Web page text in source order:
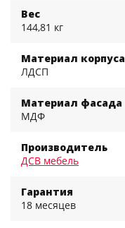
Вес
144,81 кг
Материал корпуса
ЛДСП
Материал фасада
МДФ
Производитель
ДСВ мебель
Гарантия
18 месяцев